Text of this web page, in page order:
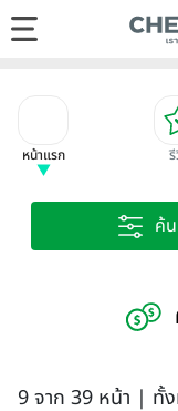
หน้าแรก
ค้
9 จาก 39 หน้า | ทั้